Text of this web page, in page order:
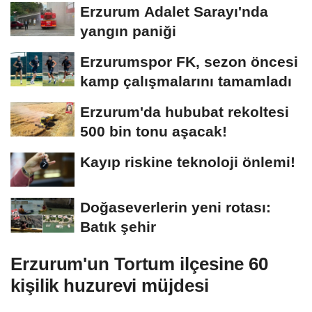
Erzurum Adalet Sarayı'nda
yangın paniği
Erzurumspor FK, sezon öncesi
kamp çalışmalarını tamamladı
Erzurum'da hububat rekoltesi
500 bin tonu aşacak!
Kayıp riskine teknoloji önlemi!
Doğaseverlerin yeni rotası:
Batık şehir
Erzurum'un Tortum ilçesine 60
kişilik huzurevi müjdesi